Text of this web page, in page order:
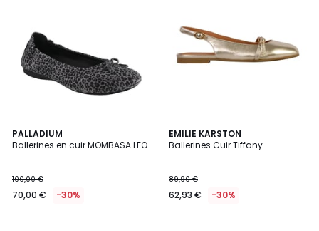
PALLADIUM
Ballerines en cuir MOMBASA LEO
100,00 €
70,00 € -30%
EMILIE KARSTON
Ballerines Cuir Tiffany
89,90 €
62,93 € -30%